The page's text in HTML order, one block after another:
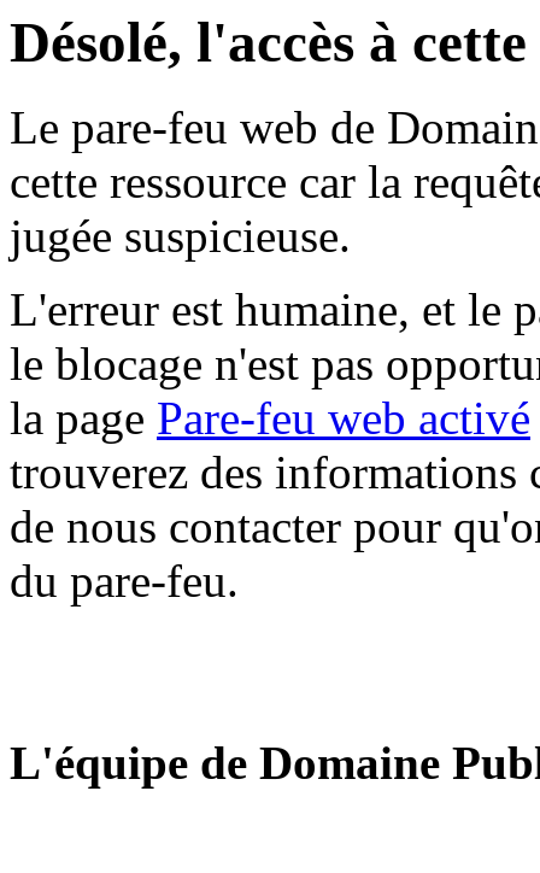
Désolé, l'accès à
Le pare-feu web de
cette ressource car la
jugée suspicieuse.
L'erreur est humaine, et le
le blocage n'est pas
la page Pare-feu web activé
trouverez des informations
de nous contacter pour
du pare-feu.
L'équipe de Domaine